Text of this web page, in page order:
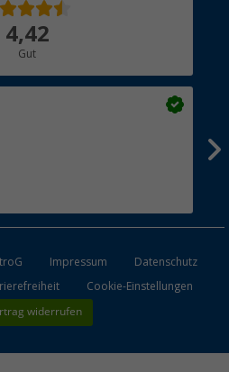
4,42
Gut
Impressum
Datenschutz
Cookie-Einstellungen
widerrufen